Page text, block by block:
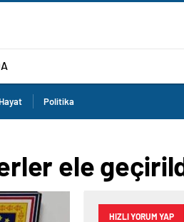
Hayat Politika
ele
HIZLI YORUM YAP